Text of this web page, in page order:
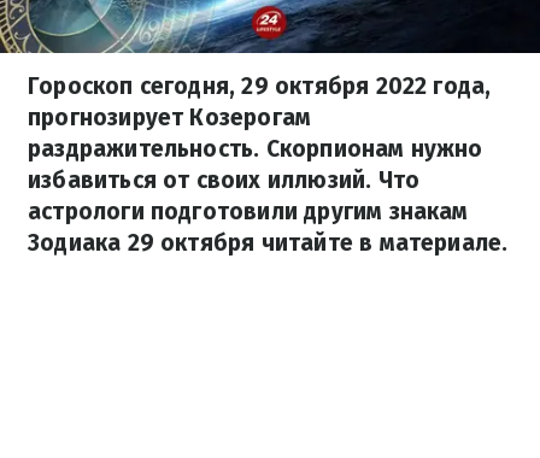
Гороскоп сегодня, 29 октября 2022 года,
прогнозирует Козерогам
раздражительность. Скорпионам нужно
избавиться от своих иллюзий. Что
астрологи подготовили другим знакам
Зодиака 29 октября читайте в материале.